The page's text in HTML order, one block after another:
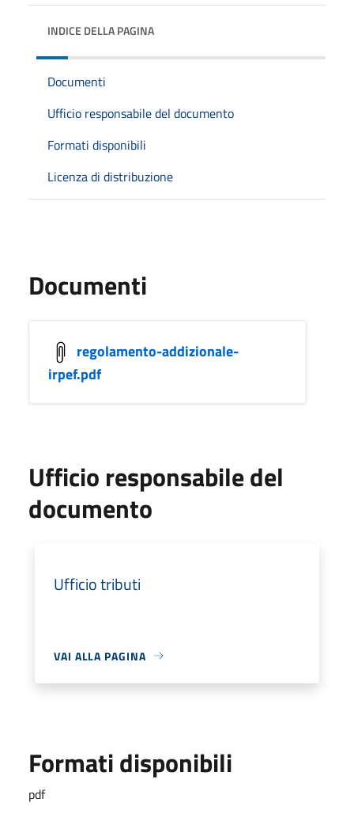
INDICE DELLA PAGINA
Documenti
Ufficio responsabile del documento
Formati disponibili
Licenza di distribuzione
Documenti
regolamento-addizionale-
irpef.pdf
Ufficio responsabile del
documento
Ufficio tributi
VAI ALLA PAGINA
Formati disponibili
pdf